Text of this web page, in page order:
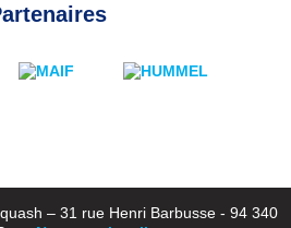
– 31 rue Henri Barbusse - 94 340